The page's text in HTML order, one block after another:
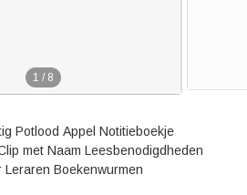
1 / 8
Potlood Appel Notitieboekje
met Naam Leesbenodigdheden
Boekenwurmen